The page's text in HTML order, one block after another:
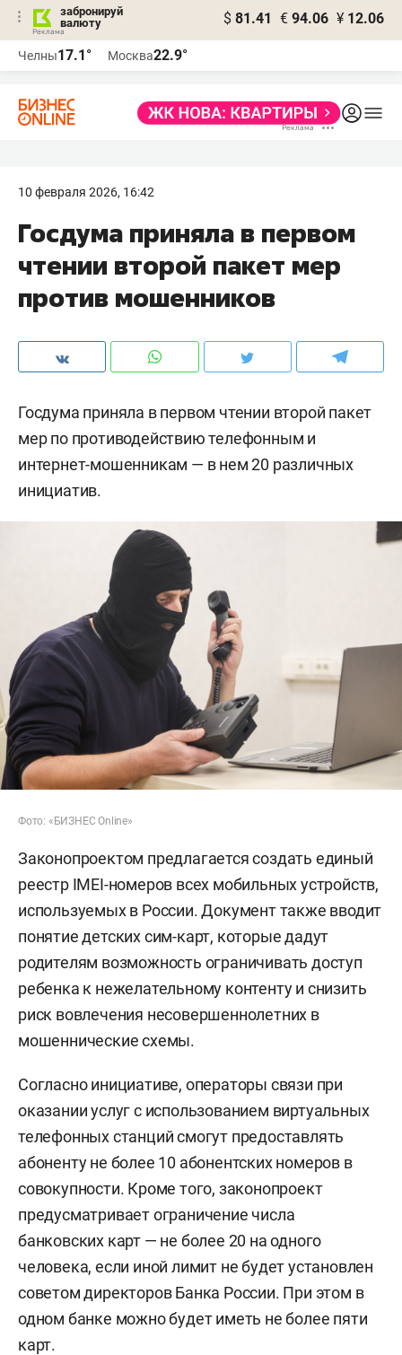
забронируй
валюту
$ 81.41 € 94.06 ¥ 12.06
Челны17.1° Москва22.9°
10 февраля 2026, 16:42
Госдума приняла в первом
чтении второй пакет мер
против мошенников
Госдума приняла в первом чтении второй пакет
мер по противодействию телефонным и
интернет-мошенникам — в нем 20 различных
инициатив.
Фото: «БИЗНЕС Online»
Законопроектом предлагается создать единый
реестр IMEI-номеров всех мобильных устройств,
используемых в России. Документ также вводит
понятие детских сим-карт, которые дадут
родителям возможность ограничивать доступ
ребенка к нежелательному контенту и снизить
риск вовлечения несовершеннолетних в
мошеннические схемы.
Согласно инициативе, операторы связи при
оказании услуг с использованием виртуальных
телефонных станций смогут предоставлять
абоненту не более 10 абонентских номеров в
совокупности. Кроме того, законопроект
предусматривает ограничение числа
банковских карт — не более 20 на одного
человека, если иной лимит не будет установлен
советом директоров Банка России. При этом в
одном банке можно будет иметь не более пяти
карт.